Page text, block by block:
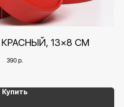
13×8 СМ
390 р.
Купить